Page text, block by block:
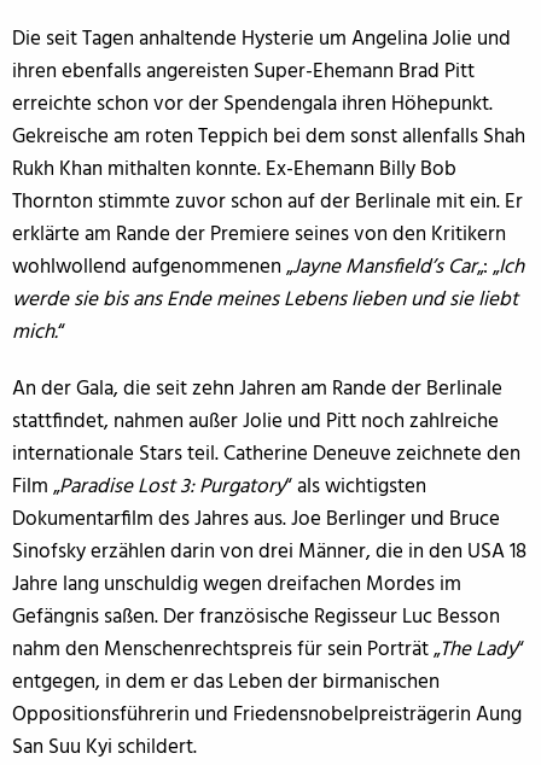
Die seit Tagen anhaltende Hysterie um Angelina Jolie und
ihren ebenfalls angereisten Super-Ehemann Brad Pitt
erreichte schon vor der Spendengala ihren Höhepunkt.
Gekreische am roten Teppich bei dem sonst allenfalls Shah
Rukh Khan mithalten konnte. Ex-Ehemann Billy Bob
Thornton stimmte zuvor schon auf der Berlinale mit ein. Er
erklärte am Rande der Premiere seines von den Kritikern
wohlwollend aufgenommenen „Jayne Mansfield’s Car„: „Ich
werde sie bis ans Ende meines Lebens lieben und sie liebt
mich.“
An der Gala, die seit zehn Jahren am Rande der Berlinale
stattfindet, nahmen außer Jolie und Pitt noch zahlreiche
internationale Stars teil. Catherine Deneuve zeichnete den
Film „Paradise Lost 3: Purgatory“ als wichtigsten
Dokumentarfilm des Jahres aus. Joe Berlinger und Bruce
Sinofsky erzählen darin von drei Männer, die in den USA 18
Jahre lang unschuldig wegen dreifachen Mordes im
Gefängnis saßen. Der französische Regisseur Luc Besson
nahm den Menschenrechtspreis für sein Porträt „The Lady“
entgegen, in dem er das Leben der birmanischen
Oppositionsführerin und Friedensnobelpreisträgerin Aung
San Suu Kyi schildert.